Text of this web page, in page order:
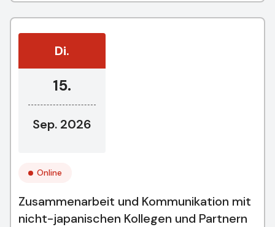
Di.
15.
Sep. 2026
Online
Zusammenarbeit und Kommunikation mit
nicht-japanischen Kollegen und Partnern